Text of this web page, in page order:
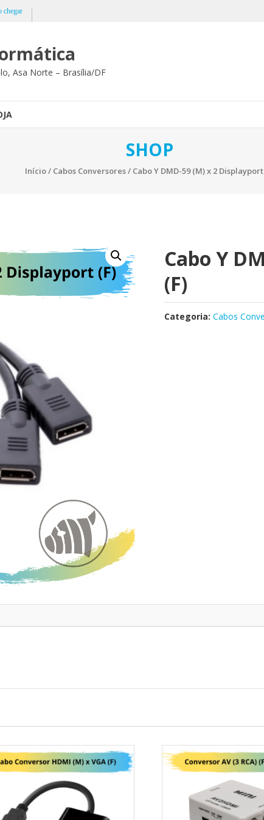
chegar
Asa Norte – Brasília/DF
SHOP
Início/ Cabos Conversores/ Cabo Y DMD-59 (M) x 2 Displayport
Cabo Y
(F)
Categoria: Cabos